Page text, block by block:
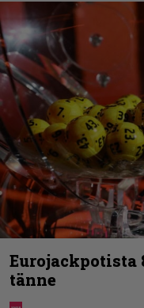
Eurojackpotista
tänne